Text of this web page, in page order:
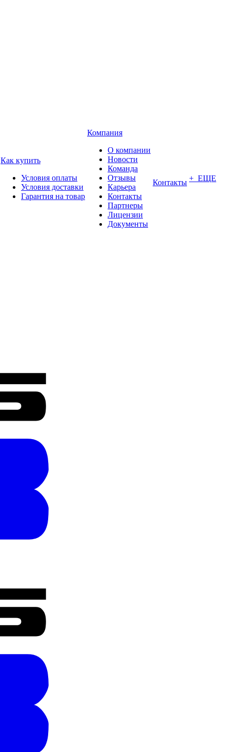
Как купить
Условия оплаты
Условия доставки
Гарантия на товар
Компания
О компании
Новости
Команда
Отзывы
Карьера
Контакты
Партнеры
Лицензии
Документы
Контакты + ЕЩЕ